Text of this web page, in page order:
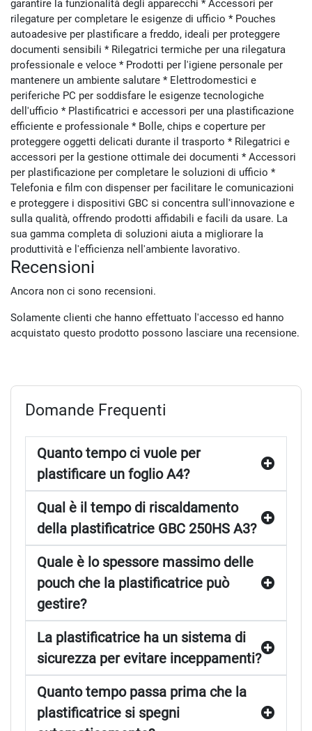
garantire la funzionalità degli apparecchi * Accessori per
rilegature per completare le esigenze di ufficio * Pouches
autoadesive per plastificare a freddo, ideali per proteggere
documenti sensibili * Rilegatrici termiche per una rilegatura
professionale e veloce * Prodotti per l'igiene personale per
mantenere un ambiente salutare * Elettrodomestici e
periferiche PC per soddisfare le esigenze tecnologiche
dell'ufficio * Plastificatrici e accessori per una plastificazione
efficiente e professionale * Bolle, chips e coperture per
proteggere oggetti delicati durante il trasporto * Rilegatrici e
accessori per la gestione ottimale dei documenti * Accessori
per plastificazione per completare le soluzioni di ufficio *
Telefonia e film con dispenser per facilitare le comunicazioni
e proteggere i dispositivi GBC si concentra sull'innovazione e
sulla qualità, offrendo prodotti affidabili e facili da usare. La
sua gamma completa di soluzioni aiuta a migliorare la
produttività e l'efficienza nell'ambiente lavorativo.
Recensioni
Ancora non ci sono recensioni.
Solamente clienti che hanno effettuato l'accesso ed hanno
acquistato questo prodotto possono lasciare una recensione.
Domande Frequenti
Quanto tempo ci vuole per
plastificare un foglio A4?
Qual è il tempo di riscaldamento
della plastificatrice GBC 250HS A3?
Quale è lo spessore massimo delle
pouch che la plastificatrice può
gestire?
La plastificatrice ha un sistema di
sicurezza per evitare inceppamenti?
Quanto tempo passa prima che la
plastificatrice si spegni